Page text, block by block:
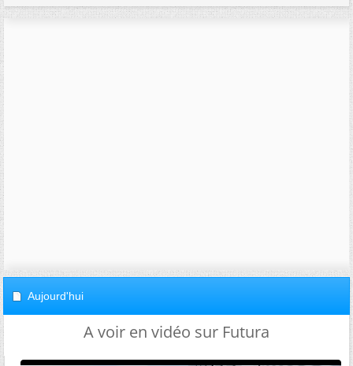
Aujourd'hui
A voir en vidéo sur Futura